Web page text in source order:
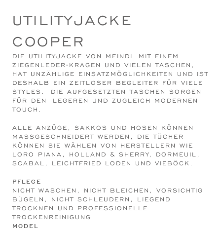
UTILITYJACKE
COOPER
DIE UTILITYJACKE VON MEINDL MIT EINEM
ZIEGENLEDER-KRAGEN UND VIELEN TASCHEN,
HAT UNZÄHLIGE EINSATZMÖGLICHKEITEN UND IST
DESHALB EIN ZEITLOSER BEGLEITER FÜR VIELE
STYLES. DIE AUFGESETZTEN TASCHEN SORGEN
FÜR DEN LEGEREN UND ZUGLEICH MODERNEN
TOUCH.
ALLE ANZÜGE, SAKKOS UND HOSEN KÖNNEN
MASSGESCHNEIDERT WERDEN, DIE TÜCHER K
ÖNNEN SIE WÄHLEN VON HERSTELLERN WIE L
ORO PIANA, HOLLAND & SHERRY, DORMEUIL, S
CABAL, LEICHTFRIED LODEN UND VIEBÖCK.
PFLEGE
NICHT WASCHEN, NICHT BLEICHEN, VORSICHTIG
BÜGELN, NICHT SCHLEUDERN, LIEGEND
TROCKNEN UND PROFESSIONELLE
TROCKENREINIGUNG
MODEL